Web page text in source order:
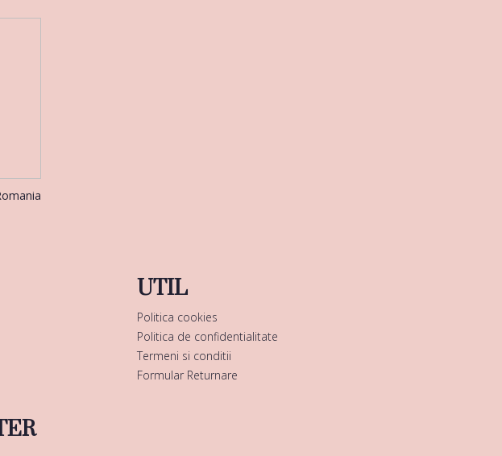
UTIL
Politica cookies
Politica de confidentialitate
Termeni si conditii
Formular Returnare